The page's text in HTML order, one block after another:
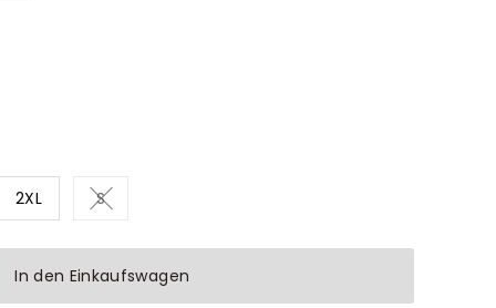
nicht verfügbar
oder nicht verfügbar
2XL SVariante ausverkauft oder nicht verfügbar
In den Einkaufswagen